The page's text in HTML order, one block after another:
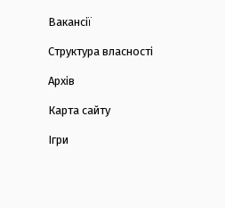
Вакансії
Структура власності
Архів
Карта сайту
Ігри